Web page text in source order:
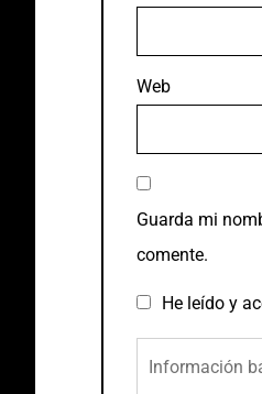
Web
Guarda mi
comente.
He leído y
Información